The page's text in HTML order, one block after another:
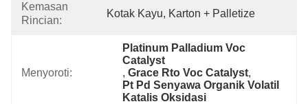
Kemasan
Rincian:
Kotak Kayu, Karton + Palletize
Menyoroti:
Platinum Palladium Voc
Catalyst
, Grace Rto Voc Catalyst,
Pt Pd Senyawa Organik Volatil
Katalis Oksidasi